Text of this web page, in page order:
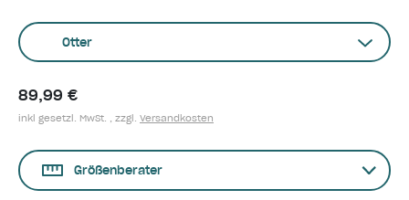
Otter
89,99 €
inkl gesetzl. MwSt. , zzgl. Versandkosten
Größenberater